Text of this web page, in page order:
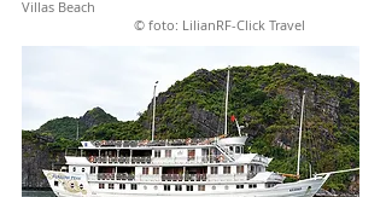
Villas Beach
© foto: LilianRF-Click Travel